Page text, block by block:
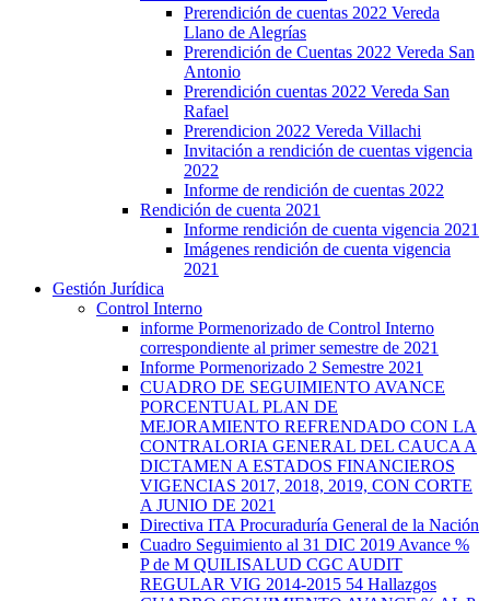
Prerendición de cuentas 2022 Vereda
Llano de Alegrías
Prerendición de Cuentas 2022 Vereda San
Antonio
Prerendición cuentas 2022 Vereda San
Rafael
Prerendicion 2022 Vereda Villachi
Invitación a rendición de cuentas vigencia
2022
Informe de rendición de cuentas 2022
Rendición de cuenta 2021
Informe rendición de cuenta vigencia 2021
Imágenes rendición de cuenta vigencia
2021
Gestión Jurídica
Control Interno
informe Pormenorizado de Control Interno
correspondiente al primer semestre de 2021
Informe Pormenorizado 2 Semestre 2021
CUADRO DE SEGUIMIENTO AVANCE
PORCENTUAL PLAN DE
MEJORAMIENTO REFRENDADO CON LA
CONTRALORIA GENERAL DEL CAUCA A
DICTAMEN A ESTADOS FINANCIEROS
VIGENCIAS 2017, 2018, 2019, CON CORTE
A JUNIO DE 2021
Directiva ITA Procuraduría General de la Nación
Cuadro Seguimiento al 31 DIC 2019 Avance %
P de M QUILISALUD CGC AUDIT
REGULAR VIG 2014-2015 54 Hallazgos